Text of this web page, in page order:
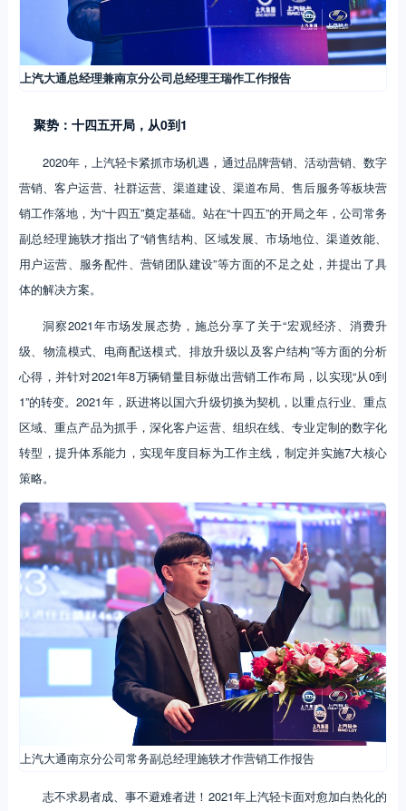
上汽大通总经理兼南京分公司总经理王瑞作工作报告
聚势：十四五开局，从0到1
2020年，上汽轻卡紧抓市场机遇，通过品牌营销、活动营销、数字
营销、客户运营、社群运营、渠道建设、渠道布局、售后服务等板块营
销工作落地，为“十四五”奠定基础。站在“十四五”的开局之年，公司常务
副总经理施轶才指出了“销售结构、区域发展、市场地位、渠道效能、
用户运营、服务配件、营销团队建设”等方面的不足之处，并提出了具
体的解决方案。
洞察2021年市场发展态势，施总分享了关于“宏观经济、消费升
级、物流模式、电商配送模式、排放升级以及客户结构”等方面的分析
心得，并针对2021年8万辆销量目标做出营销工作布局，以实现“从0到
1”的转变。2021年，跃进将以国六升级切换为契机，以重点行业、重点
区域、重点产品为抓手，深化客户运营、组织在线、专业定制的数字化
转型，提升体系能力，实现年度目标为工作主线，制定并实施7大核心
策略。
上汽大通南京分公司常务副总经理施轶才作营销工作报告
志不求易者成、事不避难者进！2021年上汽轻卡面对愈加白热化的